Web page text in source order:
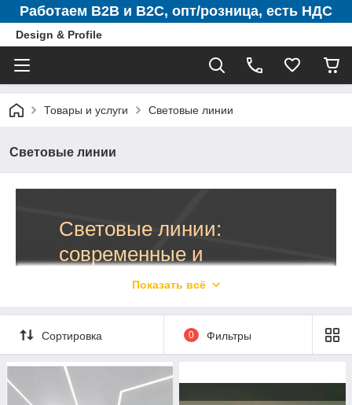
Работаем B2B и B2C, опт/розница, есть НДС
Design & Profile
Товары и услуги Световые линии
Световые линии
Световые линии:
современные и
практичные решения
Компания «Design & Profile» предлагает
практичные в использовании и привлекательные в
оформлении световые линии для потолков. В
нашем каталоге представлена продукция бренда
FerGipp, а также собственные разработки, в
Показать всё
Сортировка 0 Фильтры